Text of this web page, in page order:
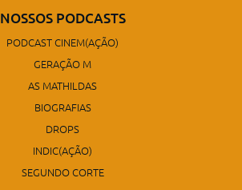
NOSSOS PODCASTS
PODCAST CINEM(AÇÃO)
GERAÇÃO M
AS MATHILDAS
BIOGRAFIAS
DROPS
INDIC(AÇÃO)
SEGUNDO CORTE